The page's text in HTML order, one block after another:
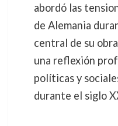
abordó las
de Alemania
central de su
una reflexión
políticas y
durante el siglo